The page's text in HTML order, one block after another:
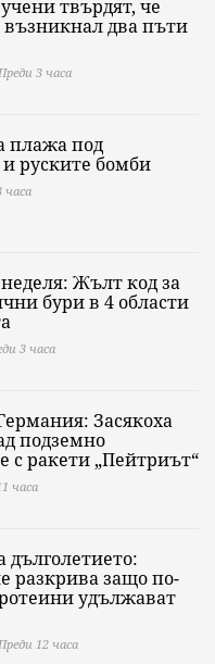
твърдят, че
два пъти
3 часа
плажа под
руските бомби
часа
Жълт код за
бури в 4 области
3 часа
Засякоха
подземно
с ракети „Пейтриът“
часа
дълголетието:
разкрива защо по-
удължават
12 часа